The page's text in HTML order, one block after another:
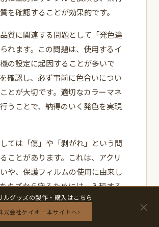
を確認することが効果的です。
質に関連する問題として「発色違
れます。この問題は、使用するイ
の設定に起因することが多いで
確認し、必ず事前に色合いについ
とが大切です。適切なカラーマネ
うことで、納得のいく発色を実現
ては「傷」や「剥がれ」という問
ことがあります。これは、アクリ
や、保護フィルムの使用に由来し
キズから守るためには、入稿する
ィルムを考慮するか、取り扱いに関
しっかり確認することが肝要です。
ルグッズの製作・購入はこちら
式会社ケイオー本サイトへ› ×